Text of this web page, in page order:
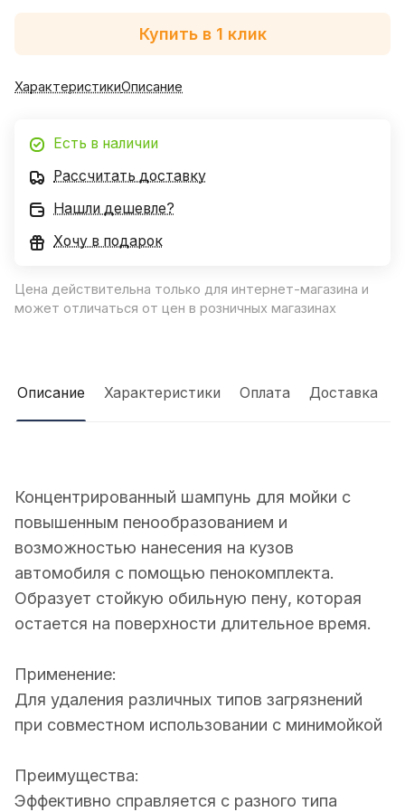
Купить в 1 клик
ХарактеристикиОписание
Есть в наличии
Рассчитать доставку
Нашли дешевле?
Хочу в подарок
Цена действительна только для интернет-магазина и
может отличаться от цен в розничных магазинах
Описание Характеристики Оплата Доставка
Концентрированный шампунь для мойки с
повышенным пенообразованием и
возможностью нанесения на кузов
автомобиля с помощью пенокомплекта.
Образует стойкую обильную пену, которая
остается на поверхности длительное время.
Применение:
Для удаления различных типов загрязнений
при совместном использовании с минимойкой
Преимущества:
Эффективно справляется с разного типа